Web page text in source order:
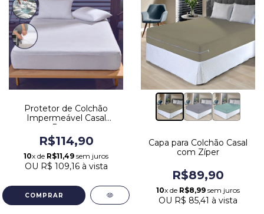
Protetor de Colchão
Impermeável Casal
Protec
R$114,90
10x de R$11,49 sem juros
OU R$ 109,16à vista
Capa para Colchão Casal
com Zíper
R$89,90
10x de R$8,99 sem juros
OU R$ 85,41 à vista